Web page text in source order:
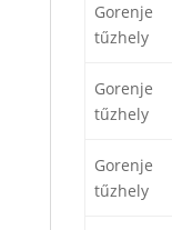
Gorenje
tűzhely
Gorenje
tűzhely
Gorenje
tűzhely